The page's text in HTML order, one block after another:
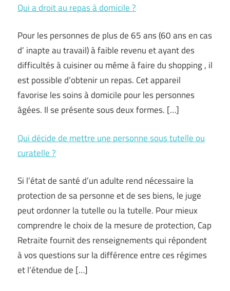
Qui a droit au repas à domicile ?
Pour les personnes de plus de 65 ans (60 ans en cas
d’ inapte au travail) à faible revenu et ayant des
difficultés à cuisiner ou même à faire du shopping , il
est possible d’obtenir un repas. Cet appareil
favorise les soins à domicile pour les personnes
âgées. Il se présente sous deux formes. […]
Qui décide de mettre une personne sous tutelle ou
curatelle ?
Si l’état de santé d’un adulte rend nécessaire la
protection de sa personne et de ses biens, le juge
peut ordonner la tutelle ou la tutelle. Pour mieux
comprendre le choix de la mesure de protection, Cap
Retraite fournit des renseignements qui répondent
à vos questions sur la différence entre ces régimes
et l’étendue de […]